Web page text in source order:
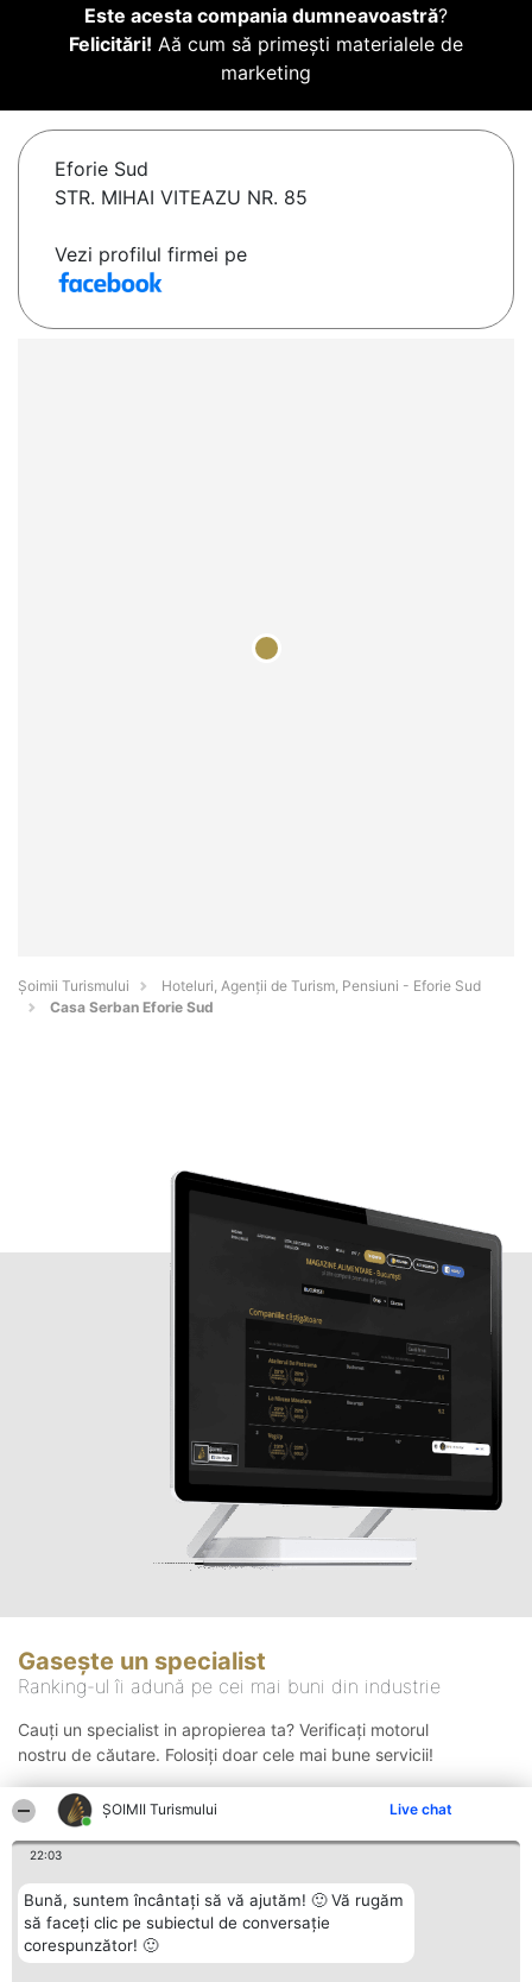
ȘOIMII Turismului Live chat
22:03
Bună, suntem încântați să vă ajutăm! 🙂 Vă rugăm
să faceți clic pe subiectul de conversație
corespunzător! 🙂
Este acesta compania dumneavoastră?
Felicitări! Aă cum să primești materialele de
marketing
Eforie Sud
STR. MIHAI VITEAZU NR. 85
Vezi profilul firmei pe
Șoimii Turismului
Hoteluri, Agenții de Turism, Pensiuni - Eforie Sud
Casa Serban Eforie Sud
Gasește un specialist
Ranking-ul îi adună pe cei mai buni din industrie
Cauți un specialist in apropierea ta? Verificați motorul
nostru de căutare. Folosiți doar cele mai bune servicii!